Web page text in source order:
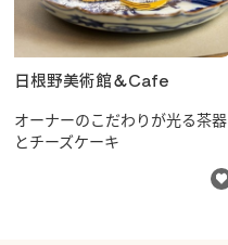
日根野美術館＆Cafe
オーナーのこだわりが光る茶器
とチーズケーキ